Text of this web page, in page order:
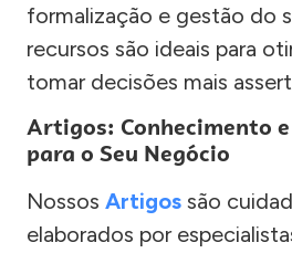
formalização e gestão do
recursos são ideais para
tomar decisões mais
Artigos: Conhecimento
para o Seu Negócio
Nossos Artigos são
elaborados por